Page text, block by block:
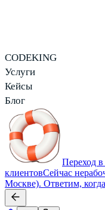
CODEKING
Услуги
Кейсы
Блог
Переход
клиентовСейчас
Москве). Ответим,